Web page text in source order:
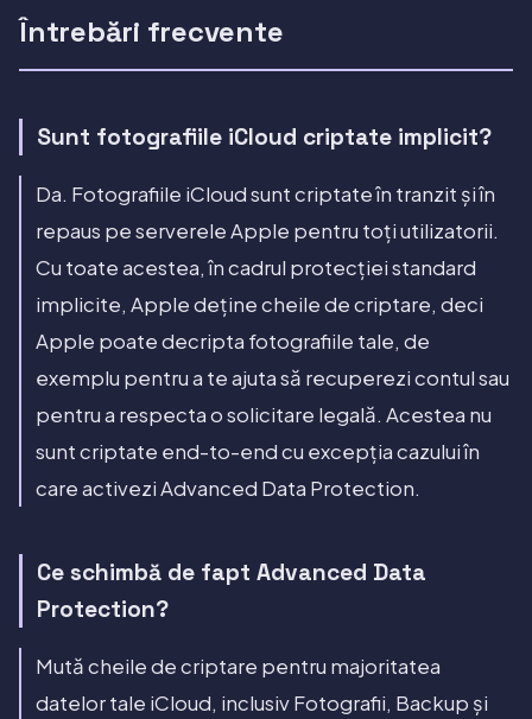
Întrebări frecvente
Sunt fotografiile iCloud criptate implicit?
Da. Fotografiile iCloud sunt criptate în tranzit și în
repaus pe serverele Apple pentru toți utilizatorii.
Cu toate acestea, în cadrul protecției standard
implicite, Apple deține cheile de criptare, deci
Apple poate decripta fotografiile tale, de
exemplu pentru a te ajuta să recuperezi contul sau
pentru a respecta o solicitare legală. Acestea nu
sunt criptate end-to-end cu excepția cazului în
care activezi Advanced Data Protection.
Ce schimbă de fapt Advanced Data
Protection?
Mută cheile de criptare pentru majoritatea
datelor tale iCloud, inclusiv Fotografii, Backup și